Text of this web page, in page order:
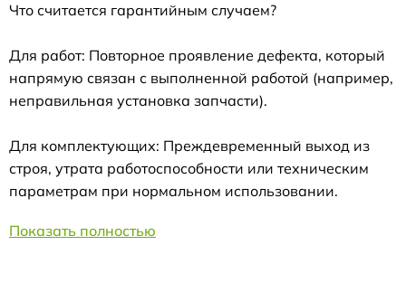
Что считается гарантийным случаем?
Для работ: Повторное проявление дефекта, который
напрямую связан с выполненной работой (например,
неправильная установка запчасти).
Для комплектующих: Преждевременный выход из
строя, утрата работоспособности или техническим
параметрам при нормальном использовании.
Показать полностью